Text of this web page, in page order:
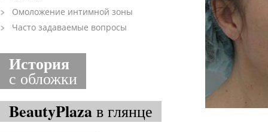
Омоложение интимной зоны
Часто задаваемые вопросы
История
с обложки
BeautyPlaza в глянце